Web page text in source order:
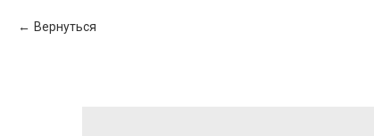
Вернуться